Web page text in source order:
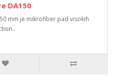
DA150
mm je mikrofiber pad visokih